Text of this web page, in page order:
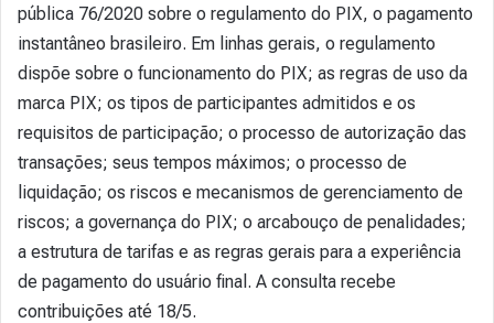
pública 76/2020 sobre o regulamento do PIX, o pagamento
instantâneo brasileiro. Em linhas gerais, o regulamento
dispõe sobre o funcionamento do PIX; as regras de uso da
marca PIX; os tipos de participantes admitidos e os
requisitos de participação; o processo de autorização das
transações; seus tempos máximos; o processo de
liquidação; os riscos e mecanismos de gerenciamento de
riscos; a governança do PIX; o arcabouço de penalidades;
a estrutura de tarifas e as regras gerais para a experiência
de pagamento do usuário final. ​A consulta recebe
contribuições até 18/5.